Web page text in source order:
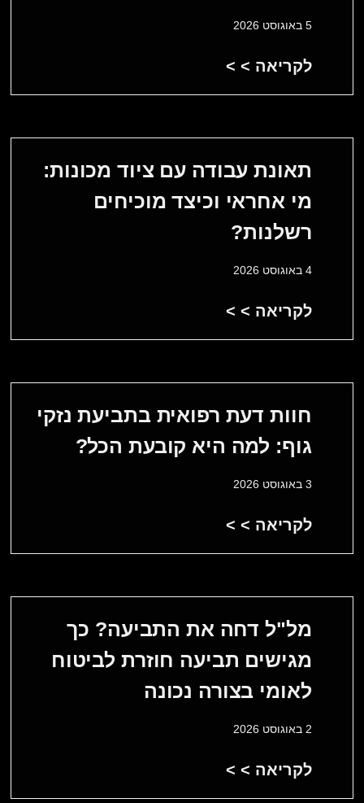
5 באוגוסט 2026
לקריאה > >
תאונת עבודה עם ציוד מכונות:
מי אחראי וכיצד מוכיחים
רשלנות?
4 באוגוסט 2026
לקריאה > >
חוות דעת רפואית בתביעת נזקי
גוף: למה היא קובעת הכל?
3 באוגוסט 2026
לקריאה > >
מל"ל דחה את התביעה? כך
מגישים תביעה חוזרת לביטוח
לאומי בצורה נכונה
2 באוגוסט 2026
לקריאה > >